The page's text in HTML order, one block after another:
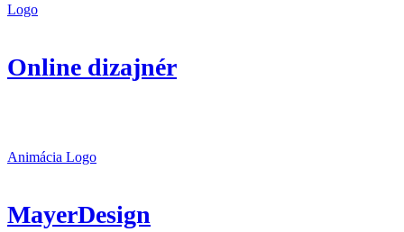
Logo
Online dizajnér
Animácia Logo
MayerDesign